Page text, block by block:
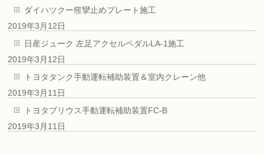
ダイハツクー痙攣止めプレート施工
2019年3月12日
日産ジューク 左足アクセルペダルLA-1施工
2019年3月12日
トヨタタンク手動運転補助装置＆室内クレーン他
2019年3月11日
トヨタプリウス手動運転補助装置FC-B
2019年3月11日